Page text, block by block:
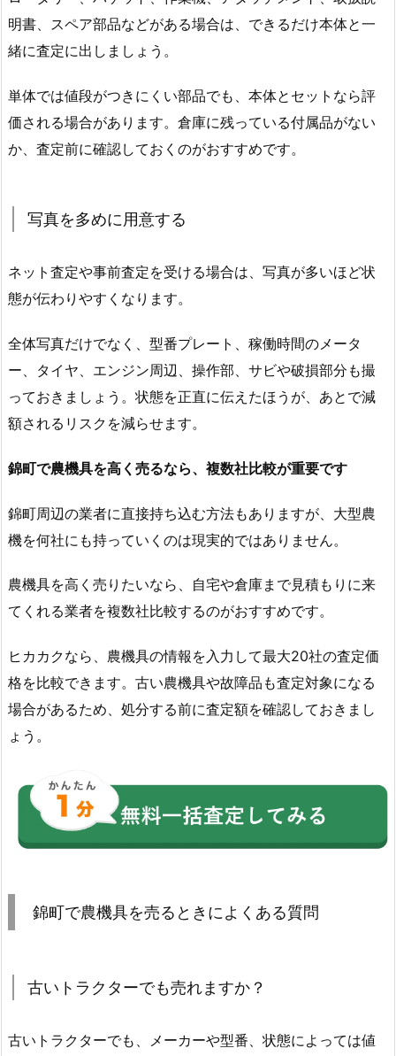
明書、スペア部品などがある場合は、できるだけ本体と一
緒に査定に出しましょう。
単体では値段がつきにくい部品でも、本体とセットなら評
価される場合があります。倉庫に残っている付属品がない
か、査定前に確認しておくのがおすすめです。
写真を多めに用意する
ネット査定や事前査定を受ける場合は、写真が多いほど状
態が伝わりやすくなります。
全体写真だけでなく、型番プレート、稼働時間のメータ
ー、タイヤ、エンジン周辺、操作部、サビや破損部分も撮
っておきましょう。状態を正直に伝えたほうが、あとで減
額されるリスクを減らせます。
錦町で農機具を高く売るなら、複数社比較が重要です
錦町周辺の業者に直接持ち込む方法もありますが、大型農
機を何社にも持っていくのは現実的ではありません。
農機具を高く売りたいなら、自宅や倉庫まで見積もりに来
てくれる業者を複数社比較するのがおすすめです。
ヒカカクなら、農機具の情報を入力して最大20社の査定価
格を比較できます。古い農機具や故障品も査定対象になる
場合があるため、処分する前に査定額を確認しておきまし
ょう。
錦町で農機具を売るときによくある質問
古いトラクターでも売れますか？
古いトラクターでも、メーカーや型番、状態によっては値